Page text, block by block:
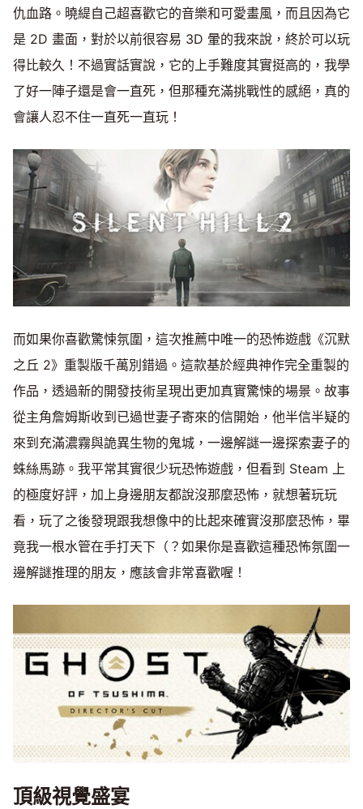
仇血路。曉緹自己超喜歡它的音樂和可愛畫風，而且因為它
是 2D 畫面，對於以前很容易 3D 暈的我來說，終於可以玩
得比較久！不過實話實說，它的上手難度其實挺高的，我學
了好一陣子還是會一直死，但那種充滿挑戰性的感絕，真的
會讓人忍不住一直死一直玩！
而如果你喜歡驚悚氛圍，這次推薦中唯一的恐怖遊戲《沉默
之丘 2》重製版千萬別錯過。這款基於經典神作完全重製的
作品，透過新的開發技術呈現出更加真實驚悚的場景。故事
從主角詹姆斯收到已過世妻子寄來的信開始，他半信半疑的
來到充滿濃霧與詭異生物的鬼城，一邊解謎一邊探索妻子的
蛛絲馬跡。我平常其實很少玩恐怖遊戲，但看到 Steam 上
的極度好評，加上身邊朋友都說沒那麼恐怖，就想著玩玩
看，玩了之後發現跟我想像中的比起來確實沒那麼恐怖，畢
竟我一根水管在手打天下（？如果你是喜歡這種恐怖氛圍一
邊解謎推理的朋友，應該會非常喜歡喔！
頂級視覺盛宴